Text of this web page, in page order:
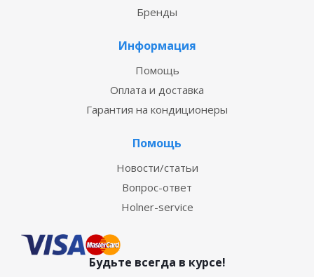
Бренды
Информация
Помощь
Оплата и доставка
Гарантия на кондиционеры
Помощь
Новости/статьи
Вопрос-ответ
Holner-service
Будьте всегда в курсе!